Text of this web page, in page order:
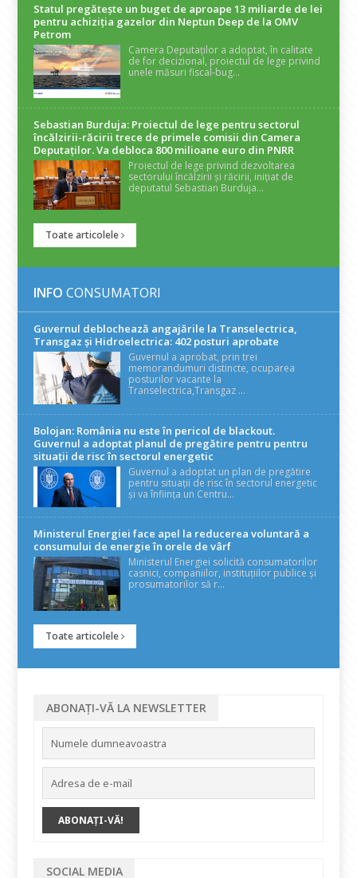
Statul pregătește un buget de aproape 13 miliarde de lei
pentru achiziția gazelor din Neptun Deep de la OMV
Petrom
Camera Deputaților a adoptat, în calitate
de for decizional, proiectul de lege privind
unele măsuri fiscal-bug...
Sebastian Burduja: Proiectul de lege pentru sectorul
încălzirii-răcirii trece de primele comisii din Camera
Deputaților. Va debloca 800 milioane euro din PNRR
Proiectul de lege privind dezvoltarea
sectorului încălzirii și răcirii, inițiat de
deputatul Sebastian Burduja...
Toate articolele
INFO CONSUMATORI
Guvernul deblochează angajările la Transelectrica,
Transgaz și Hidroelectrica: 402 posturi aprobate
Guvernul a aprobat, prin trei
memorandumuri distincte, ocuparea
posturilor vacante la
Transelectrica,Transgaz ...
Bolojan: România nu este în pericol de blackout.
Guvernul a adoptat planul de pregătire pentru pentru
situații de risc în sectorul energetic
Guvernul a adoptat un plan de pregătire
pentru situații de risc în sectorul energetic
și va înființa un Centru...
Ministerul Energiei face apel la reducerea voluntară a
consumului de energie în orele de vârf
Ministerul Energiei solicită consumatorilor
casnici, companiilor, instituțiilor publice și
prosumatorilor să r...
Toate articolele
ABONAȚI-VĂ LA NEWSLETTER
SOCIAL MEDIA